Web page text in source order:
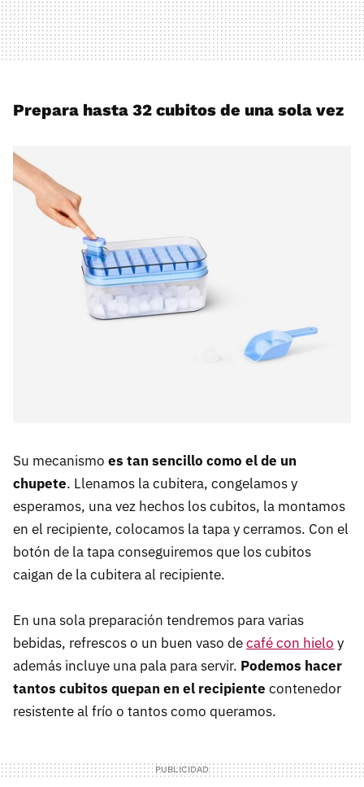
Prepara hasta 32 cubitos de una sola vez
Su mecanismo es tan sencillo como el de un
chupete. Llenamos la cubitera, congelamos y
esperamos, una vez hechos los cubitos, la montamos
en el recipiente, colocamos la tapa y cerramos. Con el
botón de la tapa conseguiremos que los cubitos
caigan de la cubitera al recipiente.
En una sola preparación tendremos para varias
bebidas, refrescos o un buen vaso decafé con hielo y
además incluye una pala para servir. Podemos hacer
tantos cubitos quepan en el recipiente contenedor
resistente al frío o tantos como queramos.